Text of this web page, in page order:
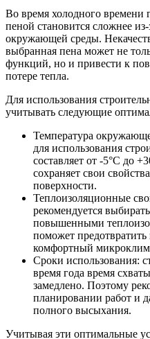
Во время холодного времени
пеной становится сложнее
окружающей среды.
выбранная пена может не
функций, но и привести к
потере тепла.
Для использования
учитывать следующие
Температура
для использования
составляет от -5°C до
сохраняет свои
поверхности.
Теплоизоляционные
рекомендуется
повышенными
поможет предотвратить
комфортный
Сроки использования:
время года время
замедлено. Поэтому
планировании работ и
полного высыхания.
Учитывая эти оптимальные